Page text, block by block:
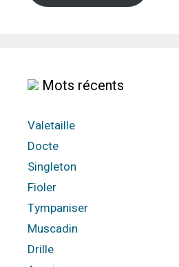
Mots récents
Valetaille
Docte
Singleton
Fioler
Tympaniser
Muscadin
Drille